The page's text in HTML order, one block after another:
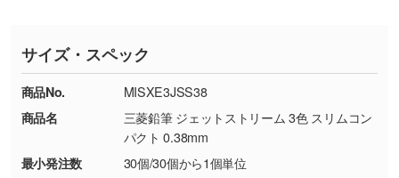
す。→詳しく見る
・コーポレートカラーを使って印刷したい／印
刷色にこだわりがある
DIC・PANTONEなどのカラーチップの指定や、
現物支給による色指定も承っております。→
※詳しくは「商品の良品基準について
ください。
【返品・交換ができない場合】
・お客様の元で商品を加工された場合、または
商品が破損した場合
TEL：0422-29-9911 営業時間10:00～
18:00(土日祝日除く)
お問い合わせフォームはこちら
サイズ・スペック
商品No.
MISXE3JSS38
商品名
三菱鉛筆 ジェットストリーム 3色 スリムコン
パクト 0.38mm
最小発注数
30個/30個から1個単位